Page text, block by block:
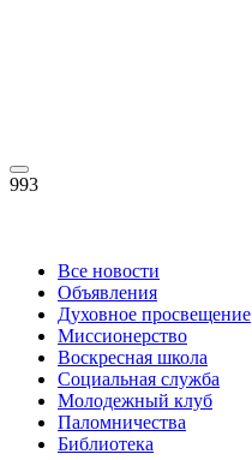
993
Все новости
Объявления
Духовное просвещение
Миссионерство
Воскресная школа
Социальная служба
Молодежный клуб
Паломничества
Библиотека